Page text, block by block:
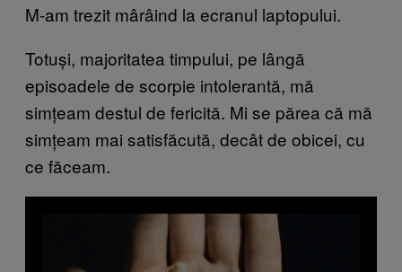
M-am trezit mârâind la ecranul laptopului.
Totuși, majoritatea timpului, pe lângă
episoadele de scorpie intolerantă, mă
simțeam destul de fericită. Mi se părea că mă
simțeam mai satisfăcută, decât de obicei, cu
ce făceam.